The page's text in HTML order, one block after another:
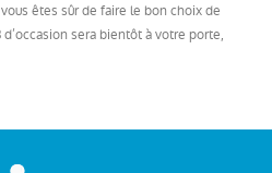
êtes sûr de faire le bon choix de
sera bientôt à votre porte,